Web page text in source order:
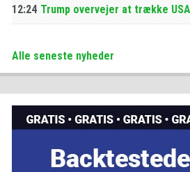
12:24 Trump overvejer at trække
Alle seneste nyheder